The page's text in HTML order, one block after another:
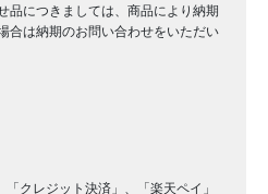
品につきましては、商品により納期
合は納期のお問い合わせをいただい
「クレジット決済」、「楽天ペイ」